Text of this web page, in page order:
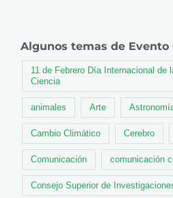
Algunos temas de Evento
11 de Febrero Día Internacional de
Ciencia
animales Arte
Cambio Climático Cerebro
Comunicación comunicación
Consejo Superior de